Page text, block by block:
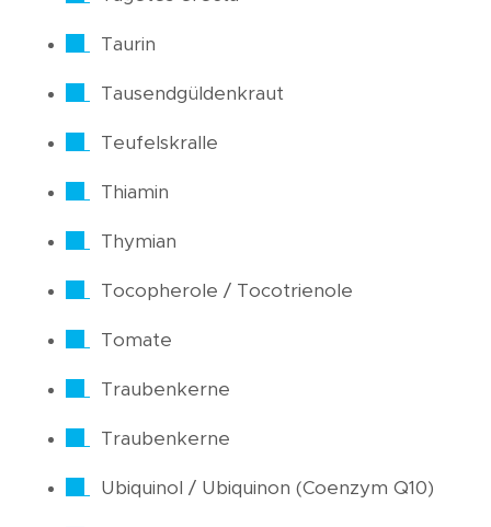
Taurin
Tausendgüldenkraut
Teufelskralle
Thiamin
Thymian
Tocopherole / Tocotrienole
Tomate
Traubenkerne
Traubenkerne
Ubiquinol / Ubiquinon (Coenzym Q10)